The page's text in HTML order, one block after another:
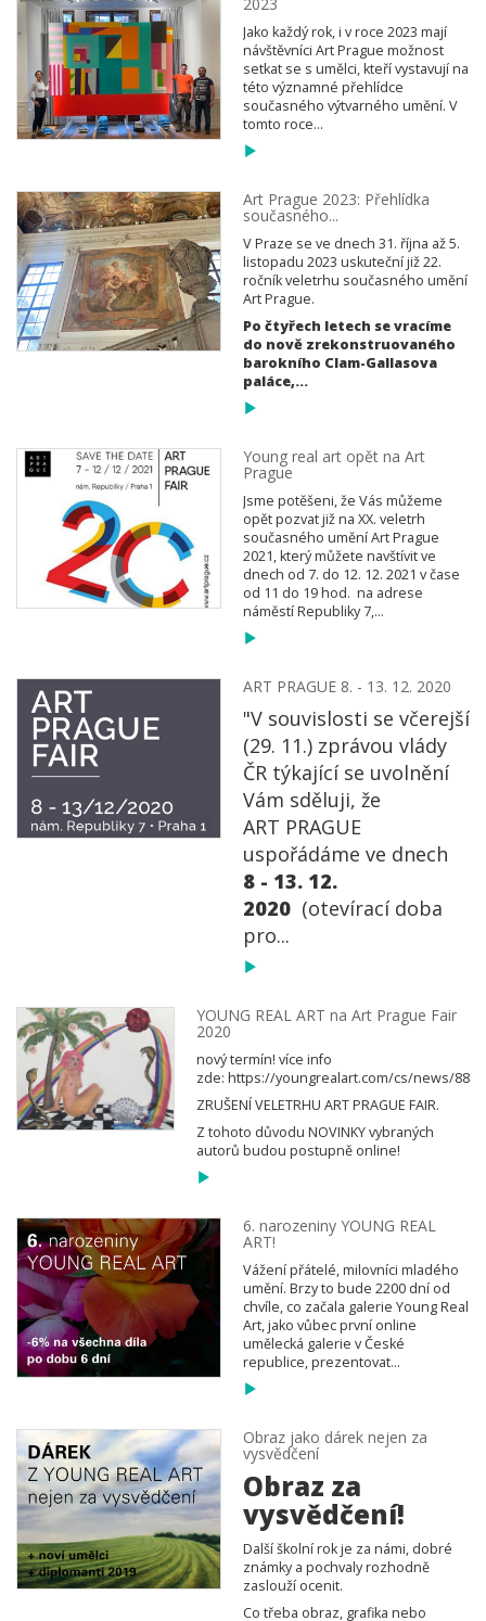
Jako každý rok, i v roce 2023 mají
návštěvníci Art Prague možnost
setkat se s umělci, kteří vystavují na
této významné přehlídce
současného výtvarného umění. V
tomto roce...
Art Prague 2023: Přehlídka
současného...
V Praze se ve dnech 31. října až 5.
listopadu 2023 uskuteční již 22.
ročník veletrhu současného umění
Art Prague.
Po čtyřech letech se vracíme
do nově zrekonstruovaného
barokního Clam-Gallasova
paláce,...
Young real art opět na Art
Prague
Jsme potěšeni, že Vás můžeme
opět pozvat již na XX. veletrh
současného umění Art Prague
2021, který můžete navštívit ve
dnech od 7. do 12. 12. 2021 v čase
od 11 do 19 hod. na adrese
náměstí Republiky 7,...
ART PRAGUE 8. - 13. 12. 2020
"V souvislosti se včerejší
(29. 11.) zprávou vlády
ČR týkající se uvolnění
Vám sděluji, že
ART PRAGUE
uspořádáme ve dnech
8 - 13. 12.
2020 (otevírací doba
pro...
YOUNG REAL ART na Art Prague Fair
2020
nový termín! více info
zde: https://youngrealart.com/cs/news/88
ZRUŠENÍ VELETRHU ART PRAGUE FAIR.
Z tohoto důvodu NOVINKY vybraných
autorů budou postupně online!
6. narozeniny YOUNG REAL
ART!
Vážení přátelé, milovníci mladého
umění. Brzy to bude 2200 dní od
chvíle, co začala galerie Young Real
Art, jako vůbec první online
umělecká galerie v České
republice, prezentovat...
Obraz jako dárek nejen za
vysvědčení
Obraz za
vysvědčení!
Další školní rok je za námi, dobré
známky a pochvaly rozhodně
zaslouží ocenit.
Co třeba obraz, grafika nebo